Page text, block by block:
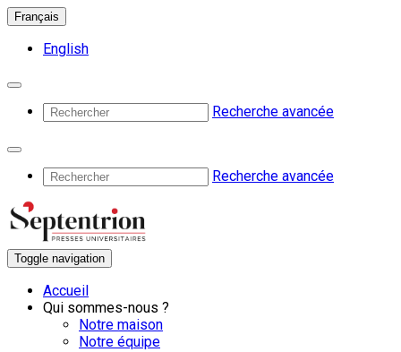
Français
English
Recherche avancée
Recherche avancée
Toggle navigation
Accueil
Qui sommes-nous ?
Notre maison
Notre équipe